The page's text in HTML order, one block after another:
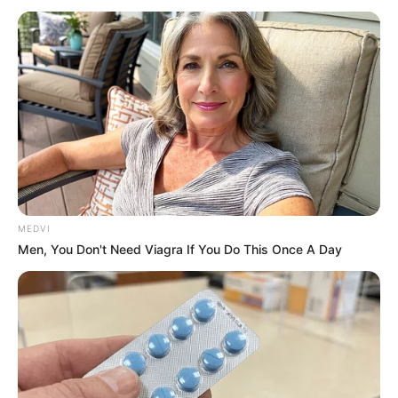
JASB.com.br.
Receita Federal esclarece ‘malha fina do Pix’ e revela o que
realmente entra no radar fiscal.
PublicadonoJASB em
24.março.2026.Atualizadoem05.abril.2026.
WhatsApp: Rede do JASB |Sistema cruzamovimentações
financeiras
com o Imposto de Renda, mas não monitora
transações individuais, diz a Receita Federal.
-ad3
MEDVI
Men, You Don't Need Viagra If You Do This Once A Day